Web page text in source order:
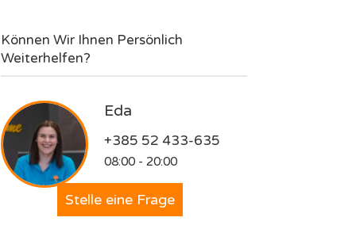
Können Wir Ihnen Persönlich
Weiterhelfen?
Eda
+385 52 433-635
08:00 - 20:00
Stelle eine Frage